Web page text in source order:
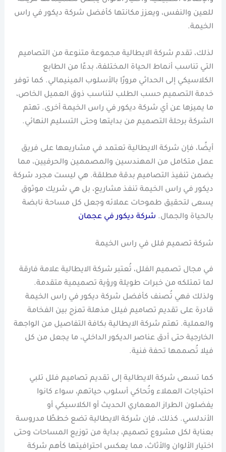
للعين والنفس، ويعزز مكانتها كأفضل شركة ديكور في راس
الخيمة.
لذلك، تقدم شركة الايطالية مجموعة متنوعة من التصاميم
التي تناسب أنماط الحياة المختلفة، بدءًا من الطابع
الكلاسيكي إلى الحداثي مرورًا بالأسلوب المينيمالي. كما توفر
خدمة التصميم حسب الطلب لتناسب ذوق العميل الخاص،
ما يميزها عن أي شركة ديكور في راس الخيمة أخرى. تهتم
الشركة برحلة التصميم من بدايتها وحتى التسليم النهائي.
أيضًا، فإن شركة الايطالية تعتمد في مشاريعها على فريق
عمل متكامل من المهندسين والمصممين والحرفيين، مما
يضمن تنفيذ التصاميم بدقة مطلقة. هي ليست مجرد شركة
ديكور في راس الخيمة تنفذ مشاريع، بل هي شريك موثوق
يسعى لتحقيق طموحات عملائه وجعل كل مساحة نابضة
بالحياة والجمال. شركة ديكور في عجمان
شركة تصميم فلل في راس الخيمة
في مجال تصميم الفلل، تُعتبر شركة الايطالية علامة فارقة
لما تمتلكه من خبرات طويلة ورؤية تصميمية متقدمة.
ولذلك فهي تُصنف كأفضل شركة ديكور في راس الخيمة
قادرة على تقديم تصاميم فيلل مذهلة تمزج بين الفخامة
والعملية. تهتم شركة الايطالية بكافة التفاصيل من الواجهة
الخارجية حتى أدق عناصر الديكور الداخلي، ما يجعل من كل
فيلا تُصممها تحفة فنية.
كما تسعى شركة الايطالية إلى تقديم تصاميم فلل تلبي
احتياجات العملاء وتُحاكي أسلوب حياتهم، سواء كانوا
يفضلون الطراز المعماري الحديث أو الكلاسيكي أو
الأندلسي. كذلك، فإن شركة الايطالية تضع خططًا مدروسة
بعناية لكل مشروع تصميم، بداية من توزيع المساحات وحتى
اختيار الألوان والأثاث، مما يعكس احترافيتها كأهم شركة